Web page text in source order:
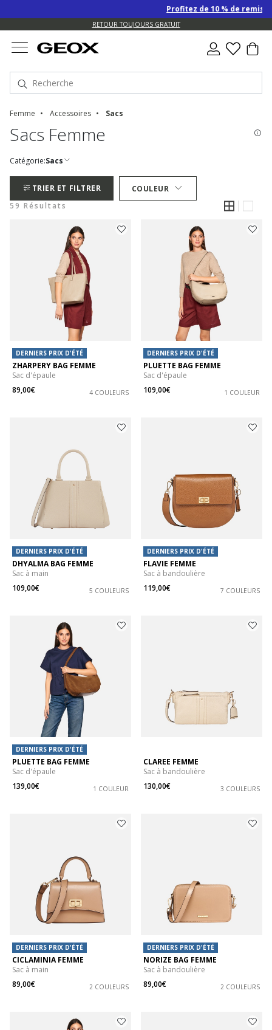
Profitez de 10 % de remise
RETOUR TOUJOURS GRATUIT
Femme Accessoires Sacs
Sacs Femme
Catégorie:Sacs
TRIER ET FILTRER
COULEUR
59 Résultats
DERNIERS PRIX D'ÉTÉ
ZHARPERY BAG FEMME
Sac d'épaule
89,00€
4 COULEURS
DERNIERS PRIX D'ÉTÉ
PLUETTE BAG FEMME
Sac d'épaule
109,00€
1 COULEUR
DERNIERS PRIX D'ÉTÉ
DHYALMA BAG FEMME
Sac à main
109,00€
5 COULEURS
DERNIERS PRIX D'ÉTÉ
FLAVIE FEMME
Sac à bandoulière
119,00€
7 COULEURS
DERNIERS PRIX D'ÉTÉ
PLUETTE BAG FEMME
Sac d'épaule
139,00€
1 COULEUR
CLAREE FEMME
Sac à bandoulière
130,00€
3 COULEURS
DERNIERS PRIX D'ÉTÉ
CICLAMINIA FEMME
Sac à main
89,00€
2 COULEURS
DERNIERS PRIX D'ÉTÉ
NORIZE BAG FEMME
Sac à bandoulière
89,00€
2 COULEURS